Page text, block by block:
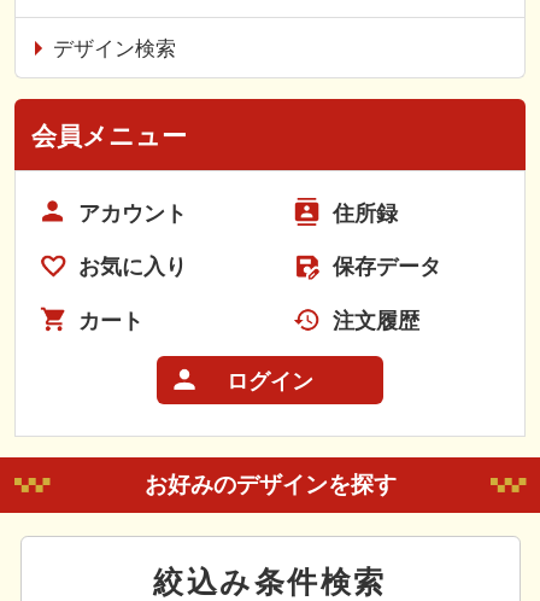
デザイン検索
会員メニュー
アカウント 住所録
お気に入り 保存データ
カート 注文履歴
ログイン
お好みのデザインを探す
絞込み条件検索